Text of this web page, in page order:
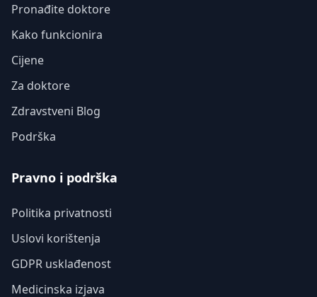
Pronađite doktore
Kako funkcionira
Cijene
Za doktore
Zdravstveni Blog
Podrška
Pravno i podrška
Politika privatnosti
Uslovi korištenja
GDPR usklađenost
Medicinska izjava